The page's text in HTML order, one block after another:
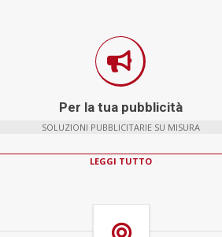
Per la tua pubblicità
SOLUZIONI PUBBLICITARIE SU MISURA
LEGGI TUTTO